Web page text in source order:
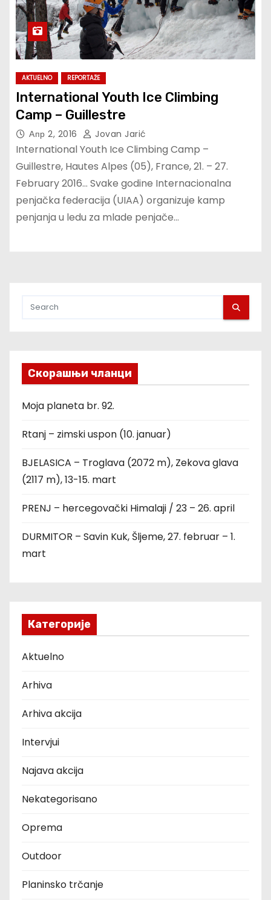
AKTUELNO REPORTAŽE
International Youth Ice Climbing
Camp – Guillestre
Апр 2, 2016 Jovan Jarić
International Youth Ice Climbing Camp –
Guillestre, Hautes Alpes (05), France, 21. – 27.
February 2016… Svake godine Internacionalna
penjačka federacija (UIAA) organizuje kamp
penjanja u ledu za mlade penjače…
Скорашњи чланци
Moja planeta br. 92.
Rtanj – zimski uspon (10. januar)
BJELASICA – Troglava (2072 m), Zekova glava
(2117 m), 13-15. mart
PRENJ – hercegovački Himalaji / 23 – 26. april
DURMITOR – Savin Kuk, Šljeme, 27. februar – 1.
mart
Категорије
Aktuelno
Arhiva
Arhiva akcija
Intervjui
Najava akcija
Nekategorisano
Oprema
Outdoor
Planinsko trčanje